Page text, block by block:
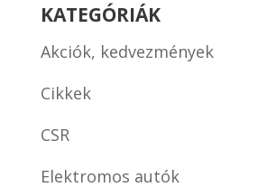
KATEGÓRIÁK
Akciók, kedvezmények
Cikkek
CSR
Elektromos autók